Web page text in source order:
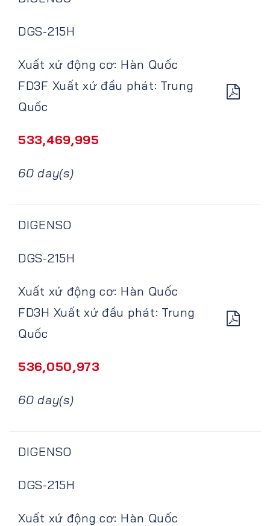
DGS-215H
Xuất xứ động cơ: Hàn Quốc
FD3F Xuất xứ đầu phát: Trung
Quốc
533,469,995
60 day(s)
DIGENSO
DGS-215H
Xuất xứ động cơ: Hàn Quốc
FD3H Xuất xứ đầu phát: Trung
Quốc
536,050,973
60 day(s)
DIGENSO
DGS-215H
Xuất xứ động cơ: Hàn Quốc